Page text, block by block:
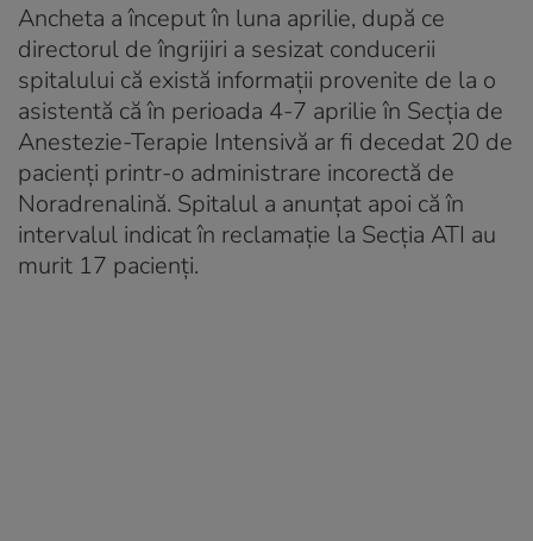
Ancheta a început în luna aprilie, după ce
directorul de îngrijiri a sesizat conducerii
spitalului că există informații provenite de la o
asistentă că în perioada 4-7 aprilie în Secția de
Anestezie-Terapie Intensivă ar fi decedat 20 de
pacienți printr-o administrare incorectă de
Noradrenalină. Spitalul a anunțat apoi că în
intervalul indicat în reclamaţie la Secția ATI au
murit 17 pacienţi.